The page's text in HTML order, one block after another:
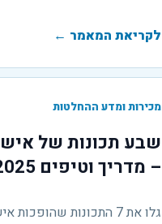
לקריאת המאמר ←
מכירות ומדע ההחלטות
שבע תכונות של
– מדריך וטיפים 2025
גלו את 7 התכונות